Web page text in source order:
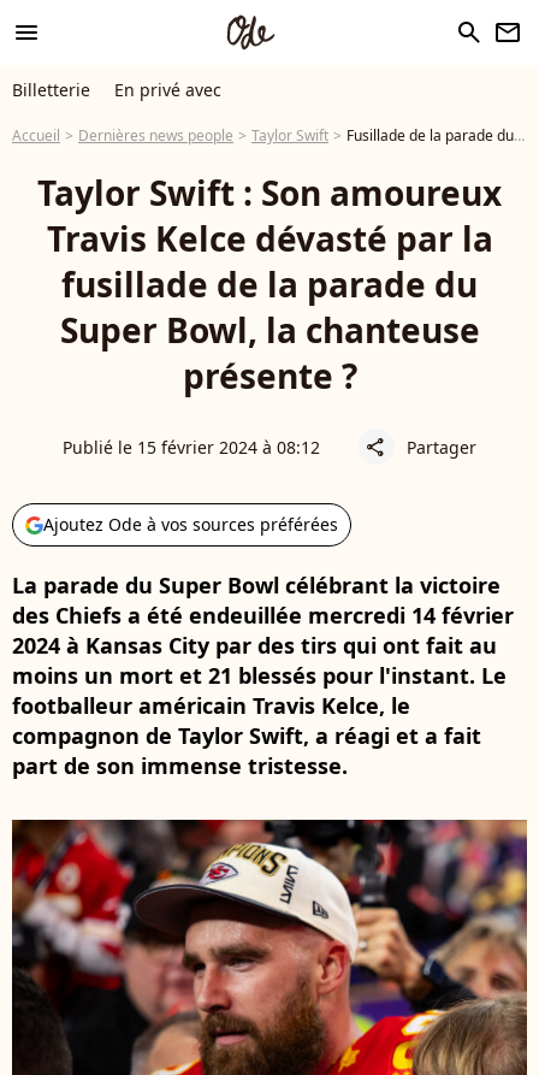
menu search newsletter
Billetterie En privé avec
Accueil Dernières news people Taylor Swift Fusillade de la parade du Super Bowl : Travis Kelce dévasté, sa compagne Taylor Swift présente ?
Taylor Swift : Son amoureux
Travis Kelce dévasté par la
fusillade de la parade du
Super Bowl, la chanteuse
présente ?
Publié le 15 février 2024 à 08:12 share Partager
Ajoutez Ode à vos sources préférées
La parade du Super Bowl célébrant la victoire
des Chiefs a été endeuillée mercredi 14 février
2024 à Kansas City par des tirs qui ont fait au
moins un mort et 21 blessés pour l'instant. Le
footballeur américain Travis Kelce, le
compagnon de Taylor Swift, a réagi et a fait
part de son immense tristesse.